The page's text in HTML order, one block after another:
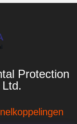
Protection